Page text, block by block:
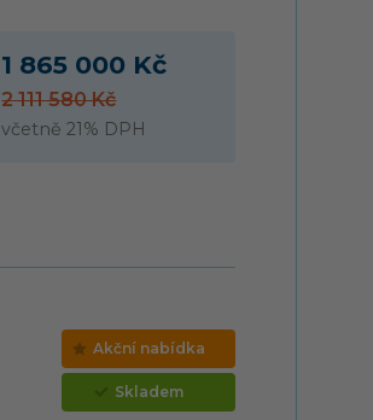
1 865 000 Kč
2 111 580 Kč
včetně 21% DPH
Akční nabídka
Skladem